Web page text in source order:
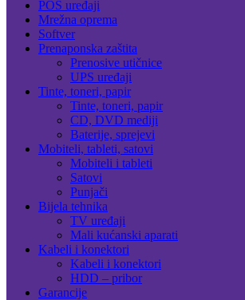
POS uređaji
Mrežna oprema
Softver
Prenaponska zaštita
Prenosive utičnice
UPS uređaji
Tinte, toneri, papir
Tinte, toneri, papir
CD, DVD mediji
Baterije, sprejevi
Mobiteli, tableti, satovi
Mobiteli i tableti
Satovi
Punjači
Bijela tehnika
TV uređaji
Mali kućanski aparati
Kabeli i konektori
Kabeli i konektori
HDD – pribor
Garancije